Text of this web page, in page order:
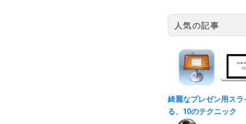
人気の記事
綺麗なプレゼン用ス
る、10のテクニック